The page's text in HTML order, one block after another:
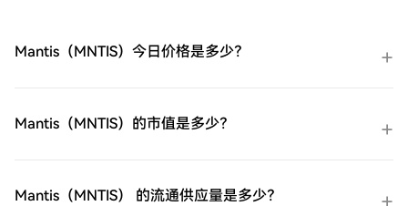
的全球铀矿开采指数ETF（URNM）购买完您
易其他加密货币。第四步：交易全球铀矿开
易，并实时监控。HTX为初学者和经验丰富
巴西 MSCI 指数 ETF（EWZ）。余额购买：
C2C购买：在HTX平台上直接与其他用户交
ETF（EWZ）购买完您的iShares 巴西 MSCI
Mantis（MNTIS）今日价格是多少？
Mantis（MNTIS）的市值是多少？
Mantis（MNTIS） 的流通供应量是多少？